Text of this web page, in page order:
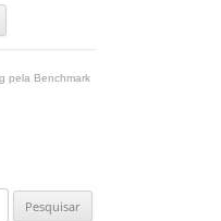
pela Benchmark